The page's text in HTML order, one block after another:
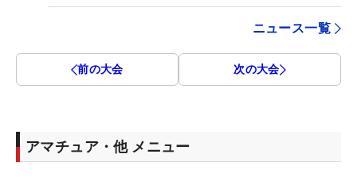
ニュース一覧
前の大会 次の大会
アマチュア・他 メニュー